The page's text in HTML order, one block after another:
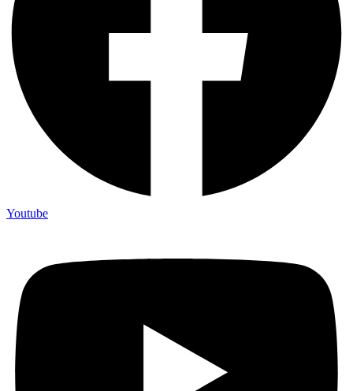
Youtube